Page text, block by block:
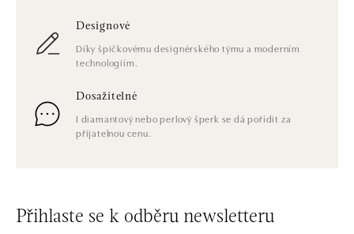
Designové
Díky špičkovému designérského týmu a moderním
technologiím.
Dosažitelné
I diamantový nebo perlový šperk se dá pořídit za
přijatelnou cenu.
Přihlaste se k odběru newsletteru